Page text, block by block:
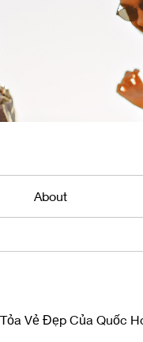
About
Vẻ Đẹp Của Quốc